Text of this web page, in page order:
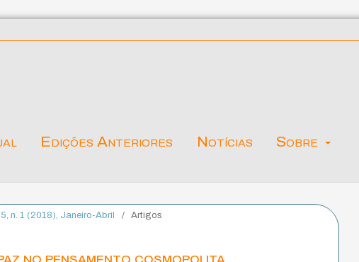
Edições Anteriores Notícias
Sobre
n. 1 (2018), Janeiro-Abril / Artigos
no pensamento cosmopolita